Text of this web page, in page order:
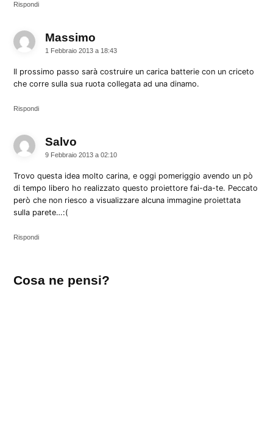
Rispondi
Massimo
1 Febbraio 2013 a 18:43
Il prossimo passo sarà costruire un carica batterie con un criceto
che corre sulla sua ruota collegata ad una dinamo.
Rispondi
Salvo
9 Febbraio 2013 a 02:10
Trovo questa idea molto carina, e oggi pomeriggio avendo un pò
di tempo libero ho realizzato questo proiettore fai-da-te. Peccato
però che non riesco a visualizzare alcuna immagine proiettata
sulla parete…:(
Rispondi
un
Cosa ne pensi?